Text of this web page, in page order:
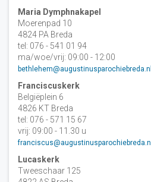
Maria Dymphnakapel
Moerenpad 10
4824 PA Breda
tel: 076 - 541 01 94
ma/woe/vrij: 09:00 - 12:00
bethlehem@augustinusparochiebreda.nl
Franciscuskerk
Belgiëplein 6
4826 KT Breda
tel: 076 - 571 15 67
vrij: 09:00 - 11.30 u
franciscus@augustinusparochiebreda.nl
Lucaskerk
Tweeschaar 125